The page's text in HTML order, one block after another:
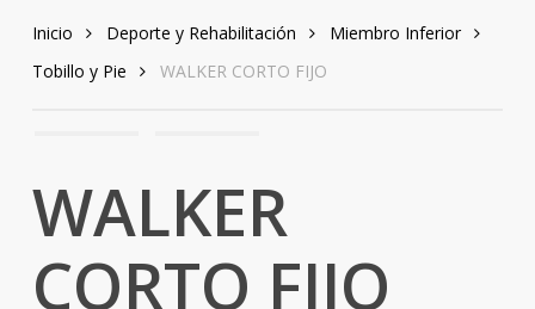
Inicio Deporte y Rehabilitación
Miembro Inferior
Tobillo y Pie
WALKER CORTO FIJO
WALKER
CORTO FIJO